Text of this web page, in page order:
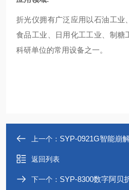
折光仪拥有广泛应用以石油工业
食品工业、日用化工工业、制糖
科研单位的常用设备之一。
上一个： SYP-0921G智能崩
返回列表
下一个： SYP-8300数字阿贝